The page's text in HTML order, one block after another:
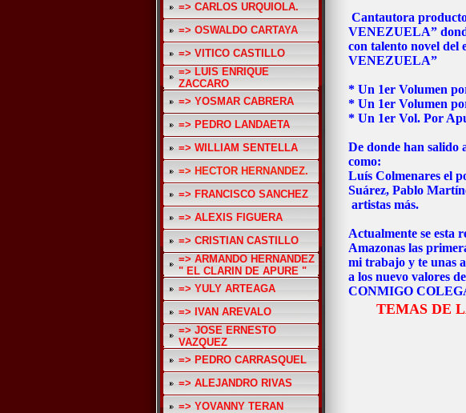
=> CARLOS URQUIOLA.
=> OSWALDO CARTAYA
=> VITICO CASTILLO
=> LUIS ENRIQUE
ZACCARO
=> YOSMAR CABRERA
=> PEDRO LANDAETA
=> WILLIAM SENTELLA
=> HECTOR HERNANDEZ.
=> FRANCISCO SANCHEZ
=> ALEXIS FIGUERA
=> CRISTIAN CASTILLO
=> ARMANDO HERNANDEZ
" EL CLARIN DE APURE "
=> YULY ARTEAGA
=> IVAN AREVALO
=> JOSE ERNESTO
VAZQUEZ
=> PEDRO CARRASQUEL
=> ALEJANDRO RIVAS
=> YOVANNY TERAN
Cantautora
VENEZUELA”
con talento novel
VENEZUELA”
* Un 1er Volumen
* Un 1er Volumen
* Un 1er Vol. Por
De donde han salido
como:
Luís Colmenares el
Suárez, Pablo
artistas más.
Actualmente se esta
Amazonas las
mi trabajo y te unas
a los nuevo valores
CONMIGO
TEMAS DE